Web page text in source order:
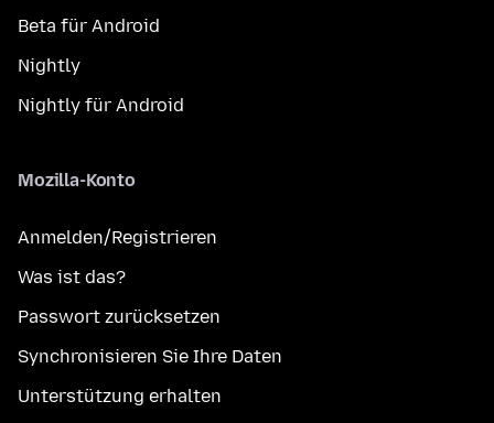
Beta für Android
Nightly
Nightly für Android
Mozilla-Konto
Anmelden/Registrieren
Was ist das?
Passwort zurücksetzen
Synchronisieren Sie Ihre Daten
Unterstützung erhalten